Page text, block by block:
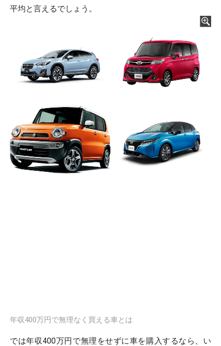
平均と言えるでしょう。
年収400万円で無理なく買える車とは
では年収400万円で無理をせずに車を購入するなら、い